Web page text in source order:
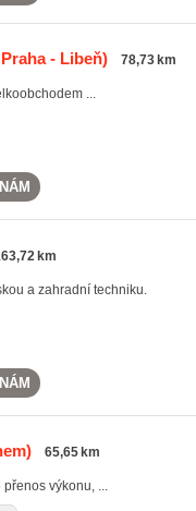
- Libeň) 78,73 km
...
km
a zahradní techniku.
65,65 km
výkonu, ...